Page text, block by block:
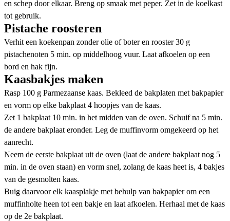
en schep door elkaar. Breng op smaak met peper. Zet in de koelkast
tot gebruik.
Pistache roosteren
Verhit een koekenpan zonder olie of boter en rooster 30 g
pistachenoten 5 min. op middelhoog vuur. Laat afkoelen op een
bord en hak fijn.
Kaasbakjes maken
Rasp 100 g Parmezaanse kaas. Bekleed de bakplaten met bakpapier
en vorm op elke bakplaat 4 hoopjes van de kaas.
Zet 1 bakplaat 10 min. in het midden van de oven. Schuif na 5 min.
de andere bakplaat eronder. Leg de muffinvorm omgekeerd op het
aanrecht.
Neem de eerste bakplaat uit de oven (laat de andere bakplaat nog 5
min. in de oven staan) en vorm snel, zolang de kaas heet is, 4 bakjes
van de gesmolten kaas.
Buig daarvoor elk kaasplakje met behulp van bakpapier om een
muffinholte heen tot een bakje en laat afkoelen. Herhaal met de kaas
op de 2e bakplaat.